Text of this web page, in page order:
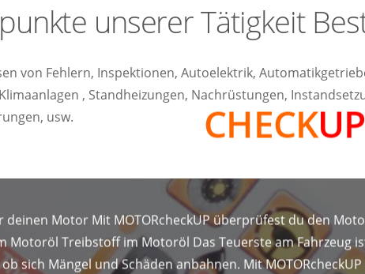
unserer Tätigkeit
von Fehlern, Inspektionen, Autoelektrik,
, Standheizungen, Nachrüstungen,
usw.
CHECKUP
deinen Motor Mit MOTORcheckUP überprüfest du den
Motoröl Treibstoff im Motoröl Das Teuerste am Fahrzeug
sich Mängel und Schäden anbahnen. Mit